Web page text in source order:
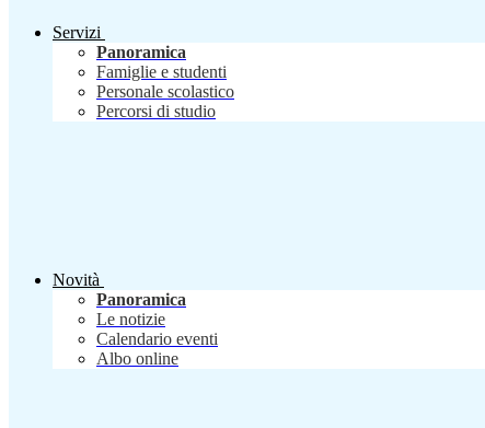
Servizi
Panoramica
Famiglie e studenti
Personale scolastico
Percorsi di studio
Novità
Panoramica
Le notizie
Calendario eventi
Albo online